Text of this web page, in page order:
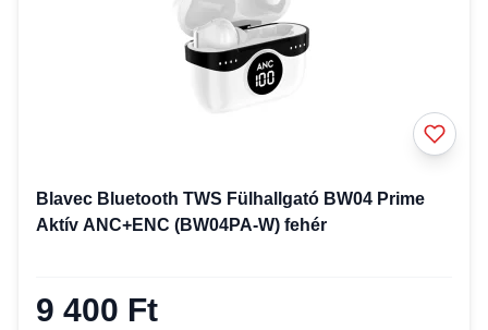
Blavec Bluetooth TWS Fülhallgató BW04 Prime
Aktív ANC+ENC (BW04PA-W) fehér
9 400 Ft